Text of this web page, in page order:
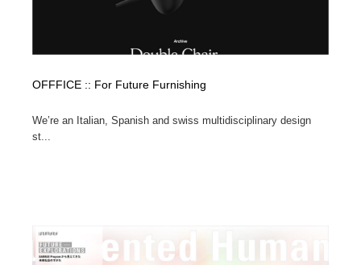
OFFFICE :: For Future Furnishing
We’re an Italian, Spanish and swiss multidisciplinary design
st...